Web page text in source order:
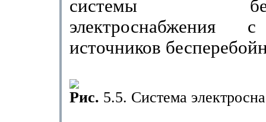
системы
электроснабжения
источников
Рис. 5.5. Система